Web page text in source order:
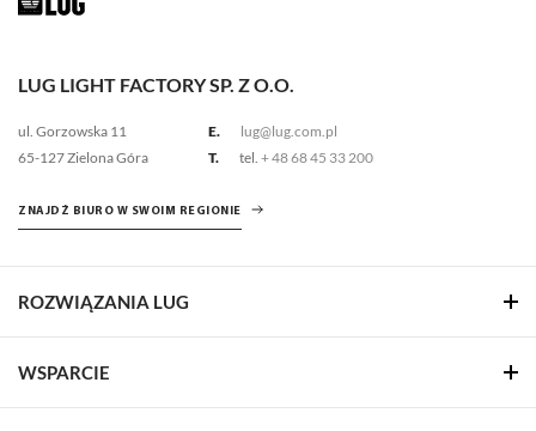
LUG LIGHT FACTORY SP. Z O.O.
ul. Gorzowska 11
65-127 Zielona Góra
E.
lug@lug.com.pl
T.
tel. + 48 68 45 33 200
ZNAJDŹ BIURO W SWOIM REGIONIE
ROZWIĄZANIA LUG
WSPARCIE